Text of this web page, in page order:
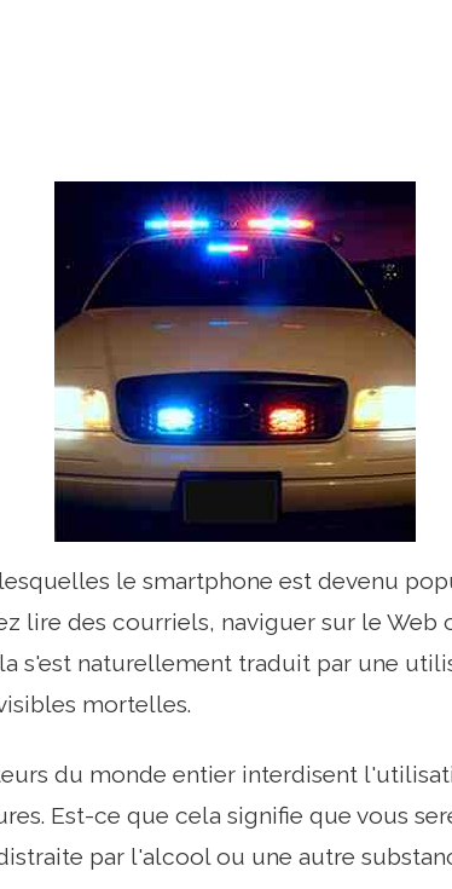
le smartphone est devenu
lire des courriels, naviguer sur le Web
s'est naturellement traduit par une
mortelles.
du monde entier interdisent
Est-ce que cela signifie que vous
par l'alcool ou une autre